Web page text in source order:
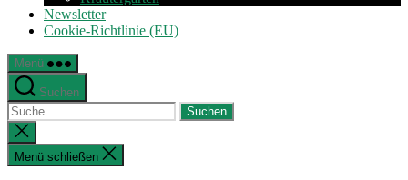
Newsletter
Cookie-Richtlinie (EU)
Menü
Suchen
Suche
nach:
Suche
schließen
Menü schließen